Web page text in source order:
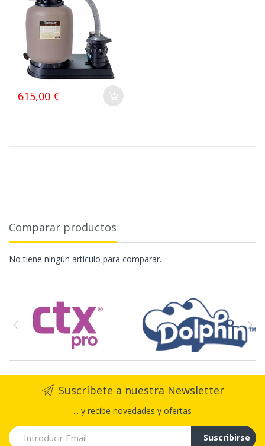
615,00 €
Comparar productos
No tiene ningún artículo para comparar.
Suscríbete a nuestra Newsletter
... y recibe novedades y ofertas
Suscribirse